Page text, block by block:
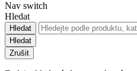
Nav switch
Hledat
Hledat
Hledat
Zrušit